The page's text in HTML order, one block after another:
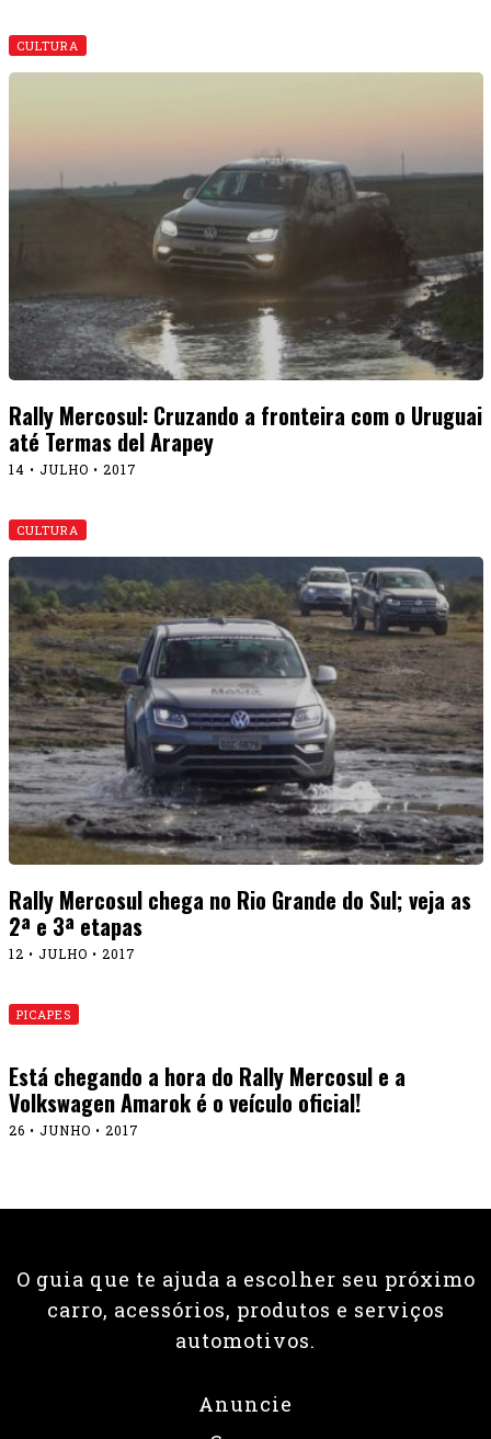
CULTURA
Rally Mercosul: Cruzando a fronteira com o Uruguai
até Termas del Arapey
14 • JULHO • 2017
CULTURA
Rally Mercosul chega no Rio Grande do Sul; veja as
2ª e 3ª etapas
12 • JULHO • 2017
PICAPES
Está chegando a hora do Rally Mercosul e a
Volkswagen Amarok é o veículo oficial!
26 • JUNHO • 2017
O guia que te ajuda a escolher seu próximo
carro, acessórios, produtos e serviços
automotivos.
Anuncie